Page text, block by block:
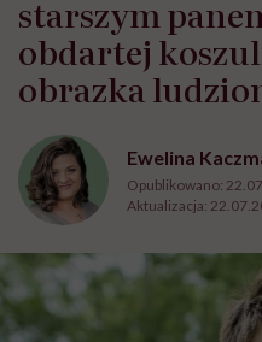
starszym
obdartej
obrazka
Ewelina
Opublikowano:
Aktualizacja: